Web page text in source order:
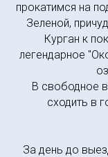
прокатимся на
Зеленой,
Курган к
легендарное
В свободное
сходить в
За день до